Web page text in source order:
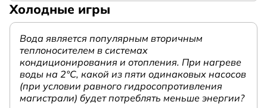
Холодные игры
Вода является популярным вторичным
теплоносителем в системах
кондиционирования и отопления. При нагреве
воды на 2°С, какой из пяти одинаковых насосов
(при условии равного гидросопротивления
магистрали) будет потреблять меньше энергии?